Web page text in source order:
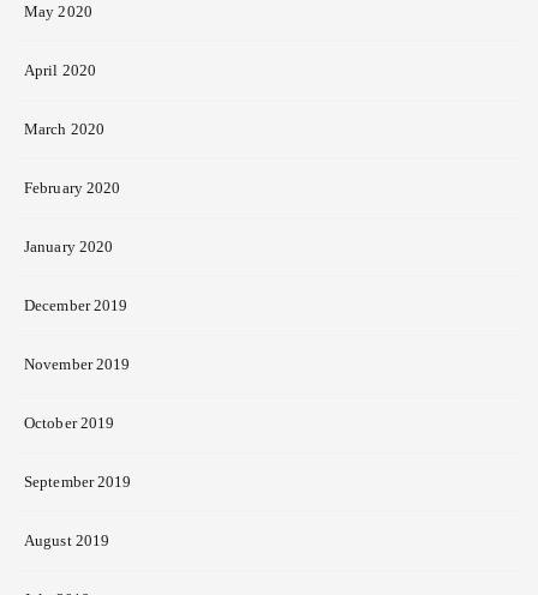
May 2020
April 2020
March 2020
February 2020
January 2020
December 2019
November 2019
October 2019
September 2019
August 2019